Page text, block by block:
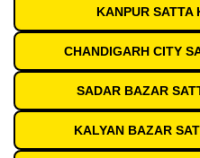
KANPUR SATTA
CHANDIGARH CITY
SADAR BAZAR
KALYAN BAZAR